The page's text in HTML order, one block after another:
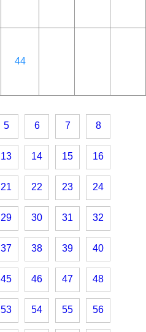
44
5 6 7 8
13 14 15 16
21 22 23 24
29 30 31 32
37 38 39 40
45 46 47 48
53 54 55 56